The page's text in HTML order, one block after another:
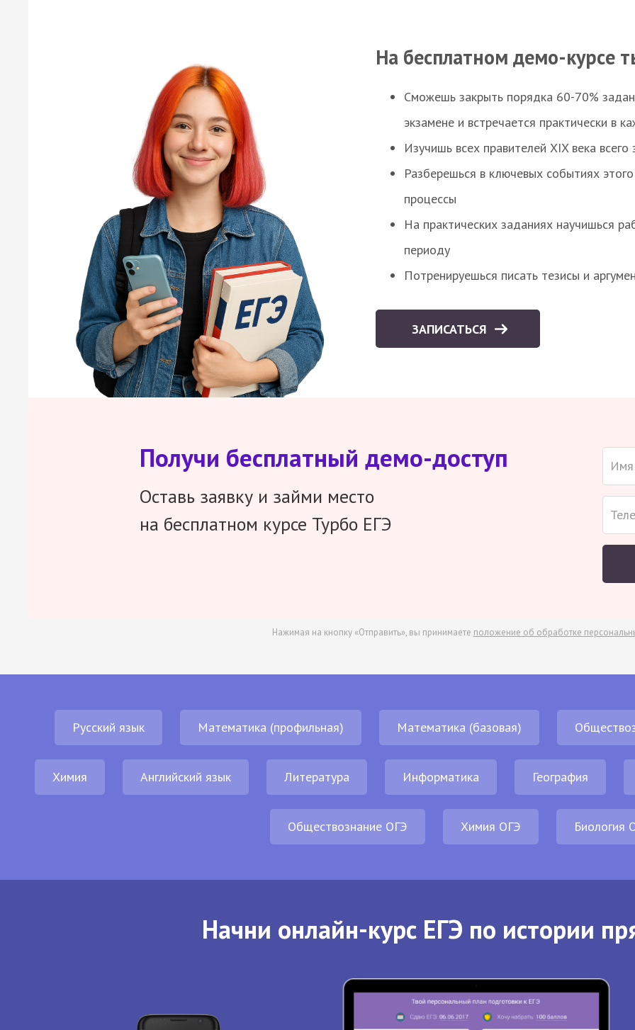
На бесплатном демо-курсе
Сможешь закрыть порядка 60-70%
экзамене и встречается практически в
Изучишь всех правителей XIX века всего
Разберешься в ключевых событиях
процессы
На практических заданиях научишься
периоду
Потренируешься писать тезисы и
ЗАПИСАТЬСЯ
Получи бесплатный демо-доступ
Оставь заявку и займи место
на бесплатном курсе Турбо ЕГЭ
Нажимая на кнопку «Отправить», вы принимаете положение об обработке
Русский язык Математика (профильная) Математика (базовая)
Химия Английский язык Литература Информатика География
Обществознание ОГЭ Химия ОГЭ Биология
Начни онлайн-курс ЕГЭ по истории